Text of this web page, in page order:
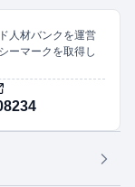
人材バンクを運営
ーマークを取得し